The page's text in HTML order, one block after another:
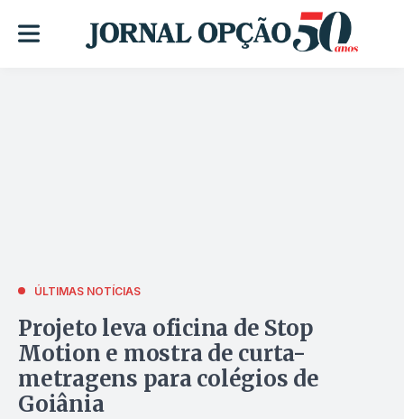
ÚLTIMAS NOTÍCIAS
Projeto leva oficina de Stop
Motion e mostra de curta-
metragens para colégios de
Goiânia